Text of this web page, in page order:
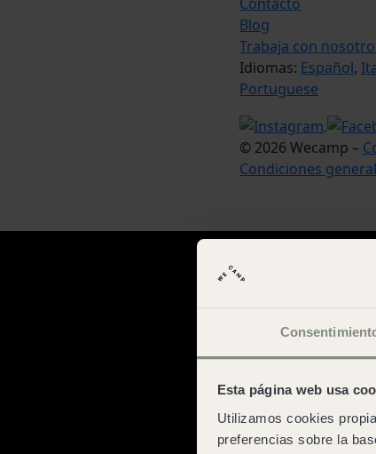
Esta página web usa
Utilizamos cookies
preferencias sobre la
Blog
Trabaja con
Idiomas: Español,
Portuguese
© 2026 Wecamp –
Condiciones